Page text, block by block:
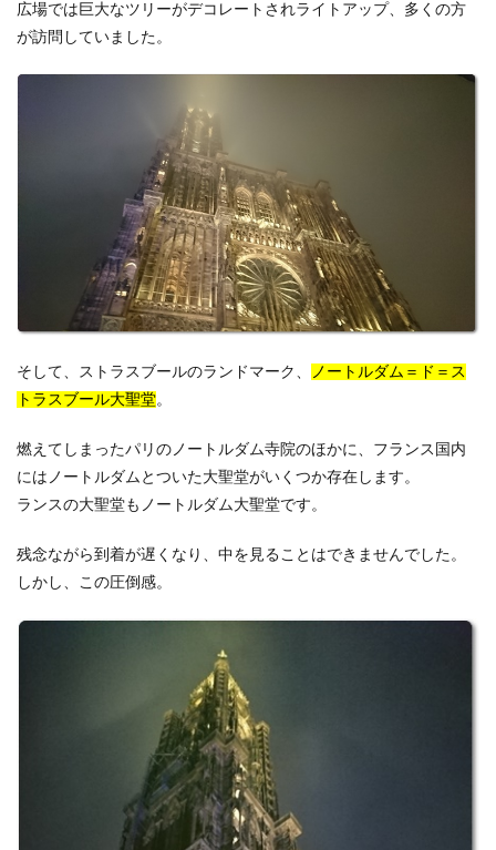
広場では巨大なツリーがデコレートされライトアップ、 多くの方
が訪問していました。
そして、ストラスブールのランドマーク、
ノートルダム＝ド＝ス
トラスブール大聖堂。
燃えてしまったパリのノートルダム寺院のほかに、フランス国内
にはノートルダムとついた大聖堂がいくつか存在します。
ランスの大聖堂もノートルダム大聖堂です。
残念ながら到着が遅くなり、中を見ることはできませんでした。
しかし、この圧倒感。